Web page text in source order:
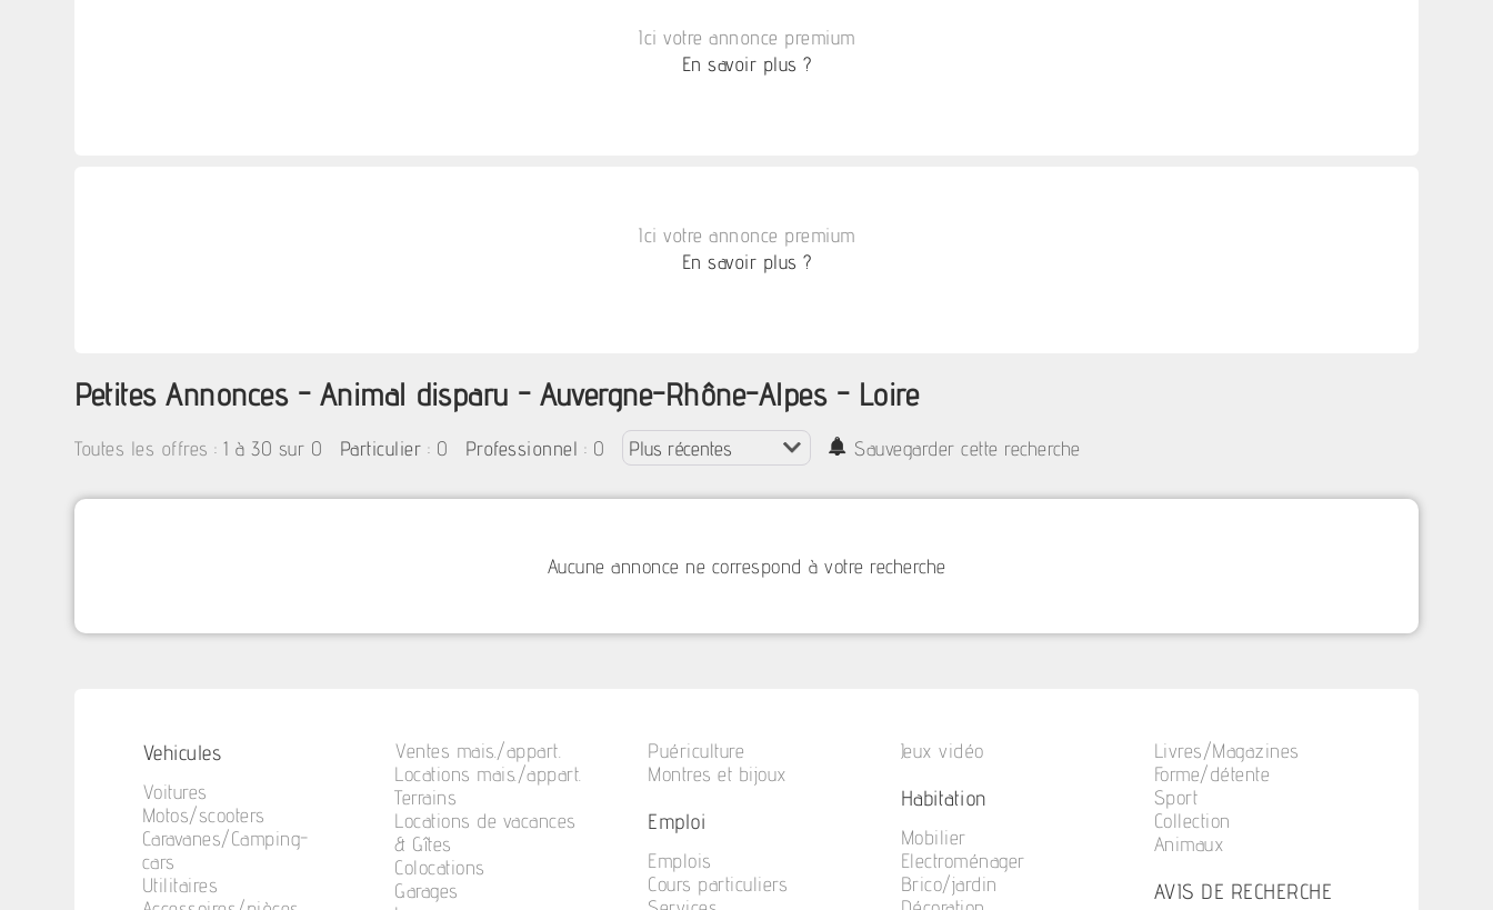
Ici votre annonce premium
En savoir plus ?
Ici votre annonce premium
En savoir plus ?
Petites Annonces - Animal disparu - Auvergne-Rhône-Alpes - Loire
Toutes les offres :1 à 30 sur 0 Particulier : 0 Professionnel : 0 Sauvegarder cette recherche
Aucune annonce ne correspond à votre recherche
Vehicules
Voitures
Motos/scooters
Caravanes/Camping-
cars
Utilitaires
Ventes mais./appart.
Locations mais./appart.
Terrains
Locations de vacances
& Gîtes
Colocations
Garages
Puériculture
Montres et bijoux
Emploi
Emplois
Cours particuliers
Jeux vidéo
Habitation
Mobilier
Electroménager
Brico/jardin
Livres/Magazines
Forme/détente
Sport
Collection
Animaux
AVIS DE RECHERCHE